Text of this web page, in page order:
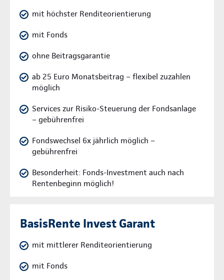
mit höchster Renditeorientierung
mit Fonds
ohne Beitragsgarantie
ab 25 Euro Monatsbeitrag – flexibel zuzahlen
möglich
Services zur Risiko-Steuerung der Fondsanlage
– gebührenfrei
Fondswechsel 6x jährlich möglich –
gebührenfrei
Besonderheit: Fonds-Investment auch nach
Rentenbeginn möglich!
BasisRente Invest Garant
mit mittlerer Renditeorientierung
mit Fonds